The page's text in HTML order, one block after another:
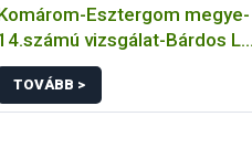
Esztergom megye-
vizsgálat-Bárdos L.
TOVÁBB >